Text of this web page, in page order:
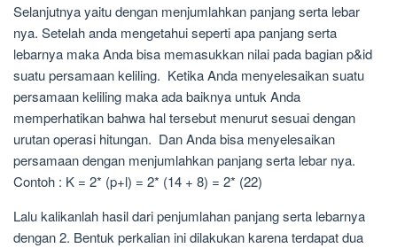
Selanjutnya yaitu dengan menjumlahkan panjang serta lebar
nya. Setelah anda mengetahui seperti apa panjang serta
lebarnya maka Anda bisa memasukkan nilai pada bagian p&id
suatu persamaan keliling. Ketika Anda menyelesaikan suatu
persamaan keliling maka ada baiknya untuk Anda
memperhatikan bahwa hal tersebut menurut sesuai dengan
urutan operasi hitungan. Dan Anda bisa menyelesaikan
persamaan dengan menjumlahkan panjang serta lebar nya.
Contoh : K = 2* (p+l) = 2* (14 + 8) = 2* (22)
Lalu kalikanlah hasil dari penjumlahan panjang serta lebarnya
dengan 2. Bentuk perkalian ini dilakukan karena terdapat dua